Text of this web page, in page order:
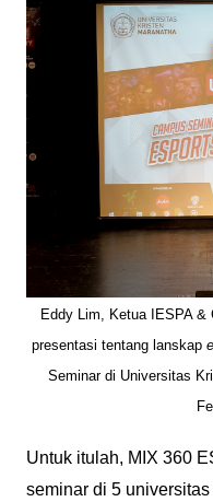
Eddy Lim, Ketua IESPA &
presentasi tentang lanskap
Seminar di Universitas
Untuk itulah, MIX 360
seminar di 5